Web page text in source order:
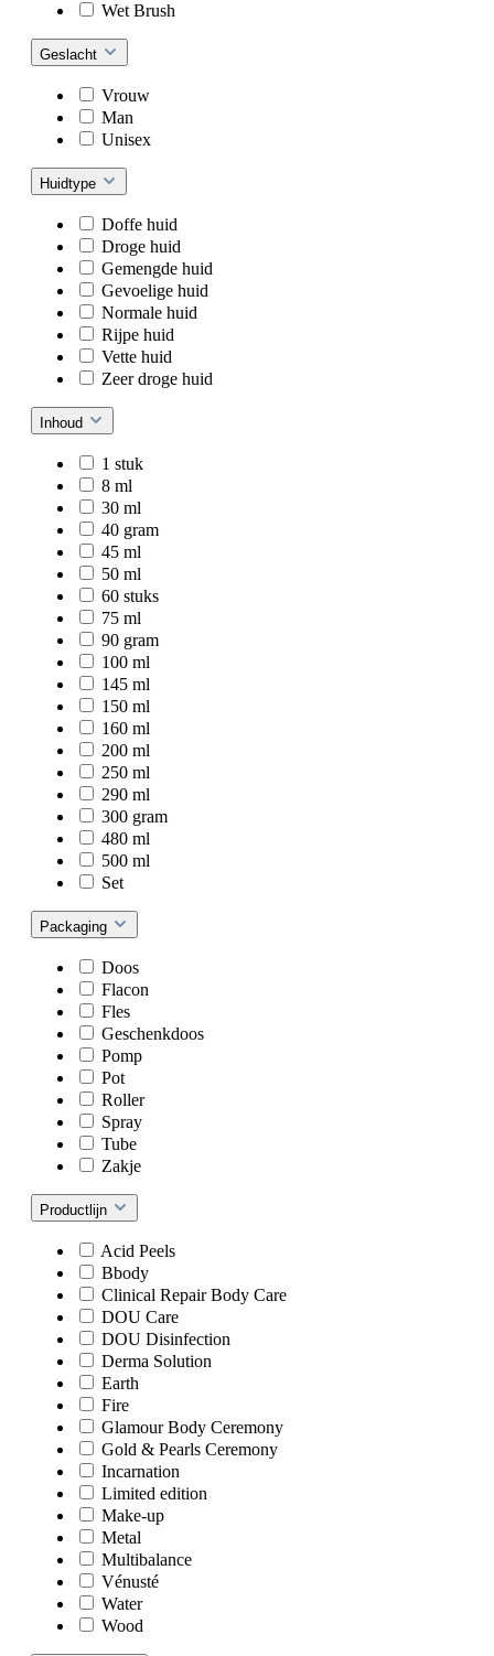
Wet Brush
Geslacht
Vrouw
Man
Unisex
Huidtype
Doffe huid
Droge huid
Gemengde huid
Gevoelige huid
Normale huid
Rijpe huid
Vette huid
Zeer droge huid
Inhoud
1 stuk
8 ml
30 ml
40 gram
45 ml
50 ml
60 stuks
75 ml
90 gram
100 ml
145 ml
150 ml
160 ml
200 ml
250 ml
290 ml
300 gram
480 ml
500 ml
Set
Packaging
Doos
Flacon
Fles
Geschenkdoos
Pomp
Pot
Roller
Spray
Tube
Zakje
Productlijn
Acid Peels
Bbody
Clinical Repair Body Care
DOU Care
DOU Disinfection
Derma Solution
Earth
Fire
Glamour Body Ceremony
Gold & Pearls Ceremony
Incarnation
Limited edition
Make-up
Metal
Multibalance
Vénusté
Water
Wood